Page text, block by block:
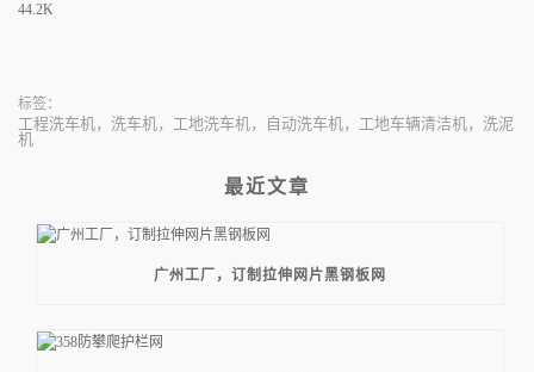
44.2K
标签：
工程洗车机，洗车机，工地洗车机，自动洗车机，工地车辆清洁机，洗泥
机
最近文章
广州工厂，订制拉伸网片黑钢板网